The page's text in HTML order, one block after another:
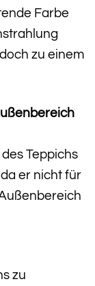
Farbe
zu einem
Teppichs
er nicht für
zu